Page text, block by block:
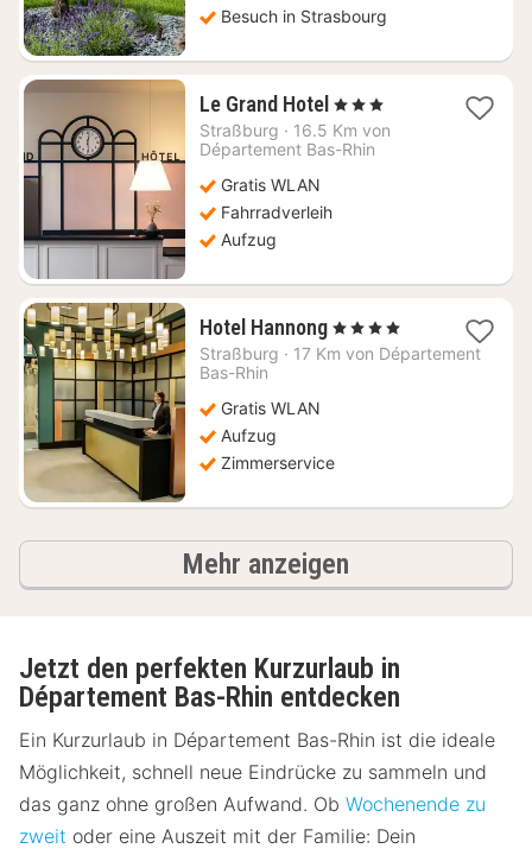
Besuch in Strasbourg
Le Grand Hotel 1
Nacht
ab
, 3 Sterne
Straßburg · 16.5 Km von
Département Bas-Rhin
Gratis WLAN
Fahrradverleih
Aufzug
Hotel Hannong1
Nacht
, 4 Sterne
Straßburg · 17 Km von Département
Bas-Rhin
Gratis WLAN
Aufzug
Zimmerservice
Mehr anzeigen
Jetzt den perfekten Kurzurlaub in
Département Bas-Rhin entdecken
Ein Kurzurlaub in Département Bas-Rhin ist die ideale
Möglichkeit, schnell neue Eindrücke zu sammeln und
das ganz ohne großen Aufwand. Ob Wochenende zu
zweit oder eine Auszeit mit der Familie: Dein